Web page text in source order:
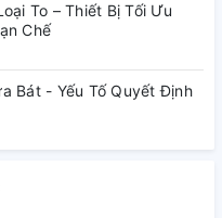
30 bar = 450psi = 31,7
chu kỳ nóng lạnh chịu
To – Thiết Bị Tối Ưu
Chế
Bát - Yếu Tố Quyết Định